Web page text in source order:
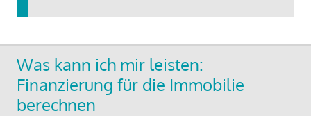
Was kann ich mir leisten:
Finanzierung für die Immobilie
berechnen